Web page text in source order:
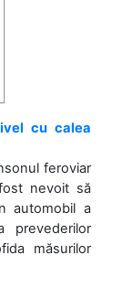
cu calea
feroviar
nevoit să
automobil a
prevederilor
măsurilor